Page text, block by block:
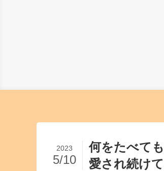
何をたべて
愛され続け
2023
5/10